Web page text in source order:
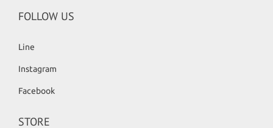
FOLLOW US
Line
Instagram
Facebook
STORE